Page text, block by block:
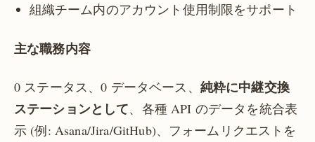
組織チーム内のアカウント使用制限をサポート
主な職務内容
0 ステータス、0 データベース、 純粋に中継交換
ステーションとして、各種 API のデータを統合表
示 (例: Asana/Jira/GitHub)、フォームリクエストを